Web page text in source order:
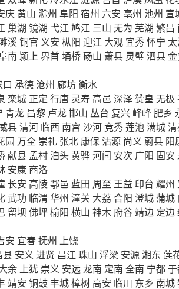
庆黄山 滁州 阜阳 宿州 六安 亳州 池州 宣
巢湖 镜湖 弋江 鸠江 三山 无为 芜湖 繁昌
溪铜官 义安 枞阳 迎江 大观 宜秀怀宁
南 颍上 界首埇桥砀山 萧县 灵璧泗县
承德 沧州 廊坊衡水
栾城 正定 行唐 灵寿 高邑 深泽 赞皇 无极
青龙 昌黎 卢龙邯山 丛台 复兴 峰峰 肥乡
县清河 临西 南宫 沙河竞秀莲池 满城
园 万全 崇礼 张北 康保 沽源 尚义 蔚县 阳
献县 孟村 泊头黄骅河间 安次 广阳 固安
安康 商洛
长安 高陵鄠邑 蓝田 周至 王益 印台 耀州
武功 临渭 华州 潼关 大荔 合阳 澄城蒲城
留坝 佛坪榆阳 横山 神木 府谷靖边 定边
安 宜春抚州 上饶
县 安义 进贤 昌江 珠山 浮梁 安源湘东 莲
余 上犹 崇义 安远 龙南 定南 全南 宁都
靖安 铜鼓丰城樟树 高安 临川 东乡 南城